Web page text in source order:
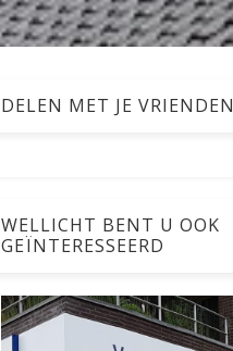
DELEN MET JE VRIENDEN
WELLICHT BENT U OOK
GEÏNTERESSEERD